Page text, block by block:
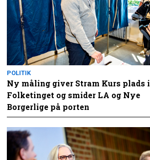
POLITIK
Ny måling giver Stram Kurs plads i
Folketinget og smider LA og Nye
Borgerlige på porten